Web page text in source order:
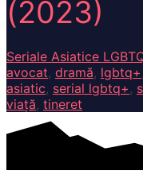
(2023)
Seriale Asiatice
avocat, dramă, lgbtq+
asiatic, serial lgbtq+ ,
viață, tineret